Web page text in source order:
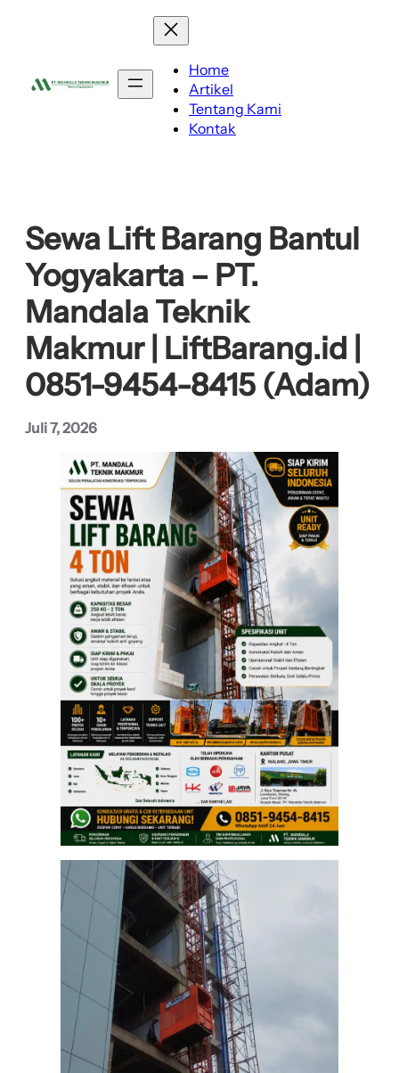
Home
Artikel
Tentang Kami
Kontak
Sewa Lift Barang Bantul
Yogyakarta – PT.
Mandala Teknik
Makmur | LiftBarang.id |
0851-9454-8415 (Adam)
Juli 7, 2026